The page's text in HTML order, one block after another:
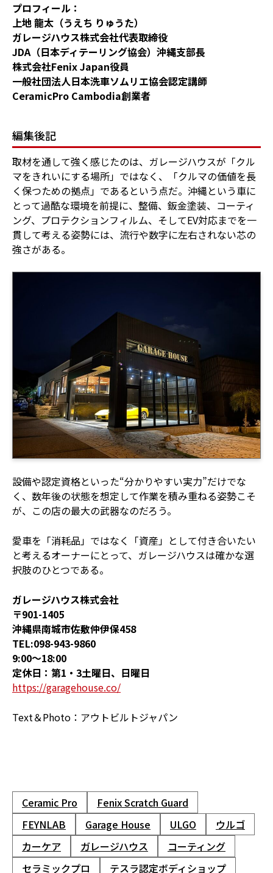
プロフィール：
上地 龍太（うえち りゅうた）
ガレージハウス株式会社代表取締役
JDA（日本ディテーリング協会）沖縄支部長
株式会社Fenix Japan役員
一般社団法人日本洗車ソムリエ協会認定講師
CeramicPro Cambodia創業者
編集後記
取材を通して強く感じたのは、ガレージハウスが「クル
マをきれいにする場所」ではなく、「クルマの価値を長
く保つための拠点」であるという点だ。沖縄という車に
とって過酷な環境を前提に、整備、鈑金塗装、コーティ
ング、プロテクションフィルム、そしてEV対応までを一
貫して考える姿勢には、流行や数字に左右されない芯の
強さがある。
設備や認定資格といった“分かりやすい実力”だけでな
く、数年後の状態を想定して作業を積み重ねる姿勢こそ
が、この店の最大の武器なのだろう。
愛車を「消耗品」ではなく「資産」として付き合いたい
と考えるオーナーにとって、ガレージハウスは確かな選
択肢のひとつである。
ガレージハウス株式会社
〒901-1405
沖縄県南城市佐敷仲伊保458
TEL:098-943-9860
9:00～18:00
定休日：第1・3土曜日、日曜日
https://garagehouse.co/
Text＆Photo：アウトビルトジャパン
Ceramic Pro
Fenix Scratch Guard
FEYNLAB
Garage House ULGO
ウルゴ
カーケア
ガレージハウス
コーティング
セラミックプロ
テスラ認定ボディショップ